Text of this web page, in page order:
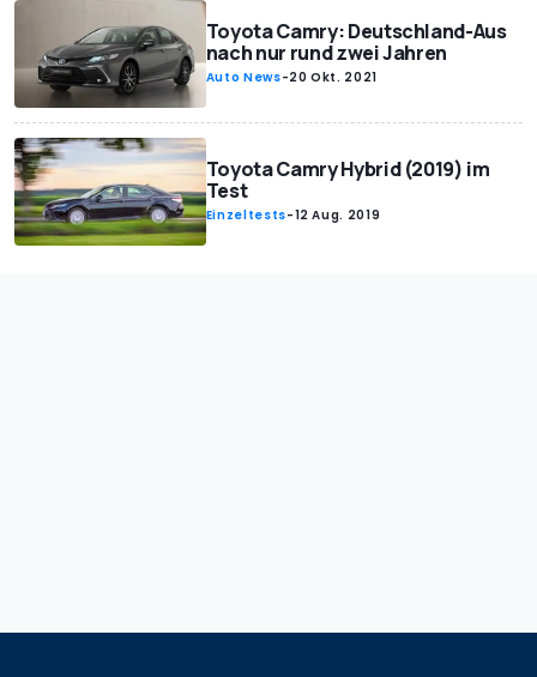
Toyota Camry: Deutschland-Aus
nach nur rund zwei Jahren
Auto News-20 Okt. 2021
Toyota Camry Hybrid (2019) im
Test
Einzeltests-12 Aug. 2019